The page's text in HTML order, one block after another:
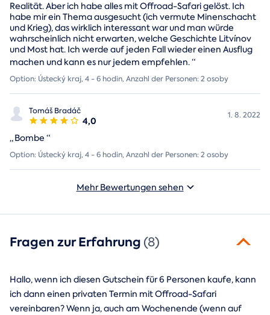
Realität. Aber ich habe alles mit Offroad-Safari gelöst. Ich
habe mir ein Thema ausgesucht (ich vermute Minenschacht
und Krieg), das wirklich interessant war und man würde
wahrscheinlich nicht erwarten, welche Geschichte Litvínov
und Most hat. Ich werde auf jeden Fall wieder einen Ausflug
machen und kann es nur jedem empfehlen.“
Option: Ústecký kraj, 4 - 6 hodin, Anzahl der Personen: 2 osoby
Tomáš Bradáč
4,0 1. 8. 2022
„Bombe “
Option: Ústecký kraj, 4 - 6 hodin, Anzahl der Personen: 2 osoby
Mehr Bewertungen sehen
Fragen zur Erfahrung(8)
Hallo, wenn ich diesen Gutschein für 6 Personen kaufe, kann
ich dann einen privaten Termin mit Offroad-Safari
vereinbaren? Wenn ja, auch am Wochenende (wenn auf